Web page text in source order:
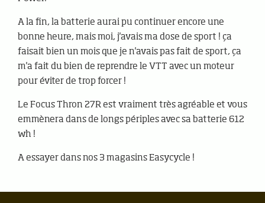
A la fin, la batterie aurai pu continuer encore une
bonne heure, mais moi, j'avais ma dose de sport ! ça
faisait bien un mois que je n'avais pas fait de sport, ça
m'a fait du bien de reprendre le VTT avec un moteur
pour éviter de trop forcer !
Le Focus Thron 27R est vraiment très agréable et vous
emmènera dans de longs périples avec sa batterie 612
wh !
A essayer dans nos 3 magasins Easycycle !